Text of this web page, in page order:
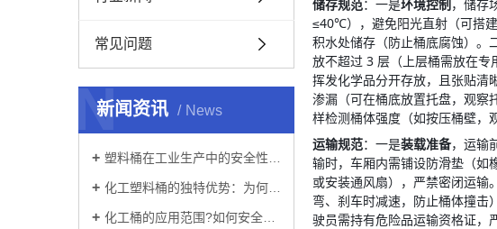
常见问题
新闻资讯 News
N
塑料桶在工业生产中的安全性如何？
化工塑料桶的独特优势：为何在工业领域被广泛使用？
化工桶的应用范围?如何安全的使用?
储存规范：一是环境控制，储存
≤40℃），避免阳光直射（可搭
积水处储存（防止桶底腐蚀）。
放不超过 3 层（上层桶需放在
挥发化学品分开存放，且张贴清
渗漏（可在桶底放置托盘，观察
样检测桶体强度（如按压桶壁，
运输规范：一是装载准备，运输
输时，车厢内需铺设防滑垫（如
或安装通风扇），严禁密闭运输
弯、刹车时减速，防止桶体撞击
驶员需持有危险品运输资格证，